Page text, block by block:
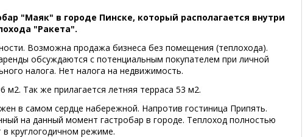
"Маяк" в городе Пинске, который располагается внутри
"Ракета".
Возможна продажа бизнеса без помещения (теплохода).
обсуждаются с потенциальным покупателем при личной
налога. Нет налога на недвижимость.
м2. Так же прилагается летняя терраса 53 м2.
в самом сердце набережной. Напротив гостиница Припять.
на данный момент гастробар в городе. Теплоход полностью
круглогодичном режиме.